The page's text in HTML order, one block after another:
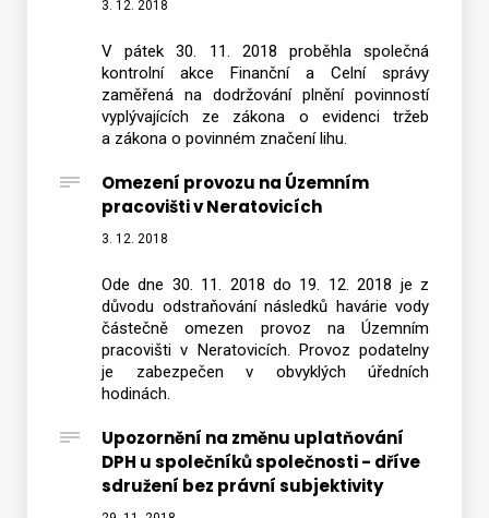
3. 12. 2018
V pátek 30. 11. 2018 proběhla společná
kontrolní akce Finanční a Celní správy
zaměřená na dodržování plnění povinností
vyplývajících ze zákona o evidenci tržeb
a zákona o povinném značení lihu.
Omezení provozu na Územním
pracovišti v Neratovicích
3. 12. 2018
Ode dne 30. 11. 2018 do 19. 12. 2018 je z
důvodu odstraňování následků havárie vody
částečně omezen provoz na Územním
pracovišti v Neratovicích. Provoz podatelny
je zabezpečen v obvyklých úředních
hodinách.
Upozornění na změnu uplatňování
DPH u společníků společnosti - dříve
sdružení bez právní subjektivity